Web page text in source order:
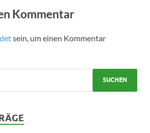
Kommentar
sein, um einen Kommentar